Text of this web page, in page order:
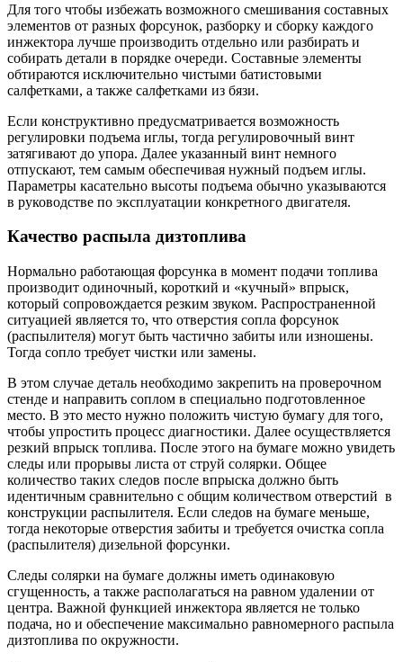
Для того чтобы избежать возможного смешивания составных
элементов от разных форсунок, разборку и сборку каждого
инжектора лучше производить отдельно или разбирать и
собирать детали в порядке очереди. Составные элементы
обтираются исключительно чистыми батистовыми
салфетками, а также салфетками из бязи.
Если конструктивно предусматривается возможность
регулировки подъема иглы, тогда регулировочный винт
затягивают до упора. Далее указанный винт немного
отпускают, тем самым обеспечивая нужный подъем иглы.
Параметры касательно высоты подъема обычно указываются
в руководстве по эксплуатации конкретного двигателя.
Качество распыла дизтоплива
Нормально работающая форсунка в момент подачи топлива
производит одиночный, короткий и «кучный» впрыск,
который сопровождается резким звуком. Распространенной
ситуацией является то, что отверстия сопла форсунок
(распылителя) могут быть частично забиты или изношены.
Тогда сопло требует чистки или замены.
В этом случае деталь необходимо закрепить на проверочном
стенде и направить соплом в специально подготовленное
место. В это место нужно положить чистую бумагу для того,
чтобы упростить процесс диагностики. Далее осуществляется
резкий впрыск топлива. После этого на бумаге можно увидеть
следы или прорывы листа от струй солярки. Общее
количество таких следов после впрыска должно быть
идентичным сравнительно с общим количеством отверстий в
конструкции распылителя. Если следов на бумаге меньше,
тогда некоторые отверстия забиты и требуется очистка сопла
(распылителя) дизельной форсунки.
Следы солярки на бумаге должны иметь одинаковую
сгущенность, а также располагаться на равном удалении от
центра. Важной функцией инжектора является не только
подача, но и обеспечение максимально равномерного распыла
дизтоплива по окружности.